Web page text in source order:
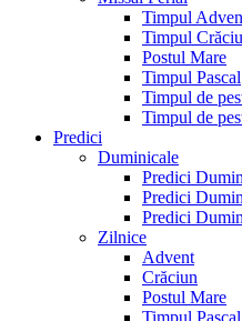
Timpul
Timpul
Postul Mare
Timpul Pascal
Timpul de
Timpul de
Predici
Duminicale
Predici
Predici
Predici
Zilnice
Advent
Crăciun
Postul Mare
Timpul Pascal